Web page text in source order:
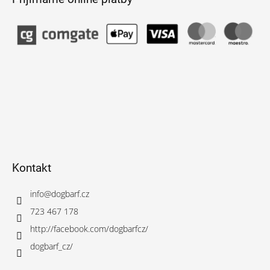
Kontakt
info@dogbarf.cz
723 467 178
http://facebook.com/dogbarfcz/
dogbarf_cz/